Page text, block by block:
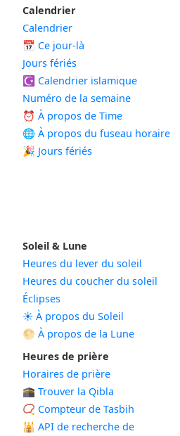
Calendrier
Calendrier
📅 Ce jour-là
Jours fériés
☪️ Calendrier islamique
Numéro de la semaine
⏰ À propos de Time
🌐 À propos du fuseau horaire
🎉 Jours fériés
Soleil & Lune
Heures du lever du soleil
Heures du coucher du soleil
Éclipses
☀️ À propos du Soleil
🌕 À propos de la Lune
Heures de prière
Horaires de prière
🕋 Trouver la Qibla
📿 Compteur de Tasbih
🕌 API de recherche de